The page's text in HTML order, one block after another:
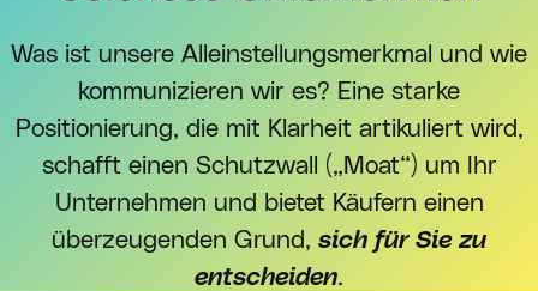
Was ist unsere Alleinstellungsmerkmal und wie
kommunizieren wir es? Eine starke
Positionierung, die mit Klarheit artikuliert wird,
schafft einen Schutzwall („Moat“) um Ihr
Unternehmen und bietet Käufern einen
überzeugenden Grund, sich für Sie zu
entscheiden.